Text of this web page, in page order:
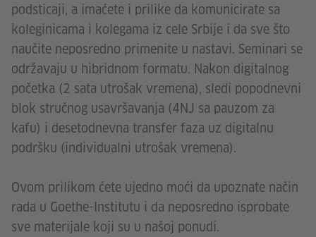
podsticaji, a imaćete i prilike da komunicirate sa
koleginicama i kolegama iz cele Srbije i da sve što
naučite neposredno primenite u nastavi. Seminari se
održavaju u hibridnom formatu. Nakon digitalnog
početka (2 sata utrošak vremena), sledi popodnevni
blok stručnog usavršavanja (4NJ sa pauzom za
kafu) i desetodnevna transfer faza uz digitalnu
podršku (individualni utrošak vremena).
Ovom prilikom ćete ujedno moći da upoznate način
rada u Goethe-Institutu i da neposredno isprobate
sve materijale koji su u našoj ponudi.